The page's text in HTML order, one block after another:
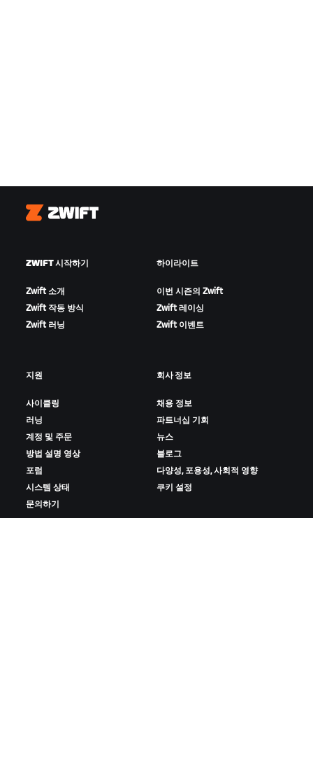
Zwift
ZWIFT 시작하기
Zwift 소개
Zwift 작동 방식
Zwift 러닝
하이라이트
이번 시즌의 Zwift
Zwift 레이싱
Zwift 이벤트
지원
사이클링
러닝
계정 및 주문
방법 설명 영상
포럼
시스템 상태
문의하기
회사 정보
채용 정보
파트너십 기회
뉴스
블로그
다양성, 포용성, 사회적 영향
쿠키 설정